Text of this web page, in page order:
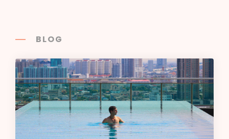
BLOG